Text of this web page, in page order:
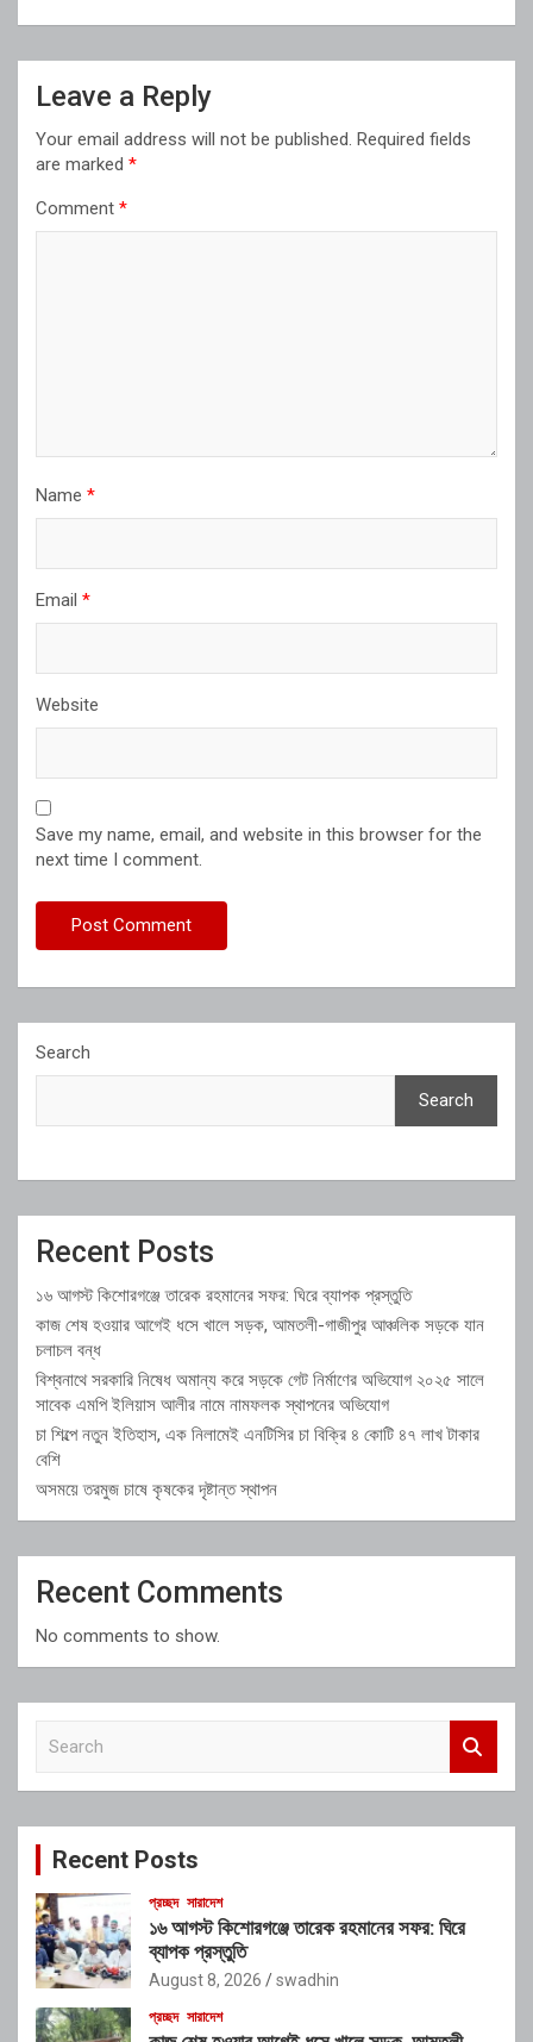
Leave a Reply
Your email address will not be published. Required fields
are marked *
Comment *
Name *
Email *
Website
Save my name, email, and website in this browser for the
next time I comment.
Search
Search
Recent Posts
১৬ আগস্ট কিশোরগঞ্জে তারেক রহমানের সফর: ঘিরে ব্যাপক প্রস্তুতি
কাজ শেষ হওয়ার আগেই ধসে খালে সড়ক, আমতলী-গাজীপুর আঞ্চলিক সড়কে যান
চলাচল বন্ধ
বিশ্বনাথে সরকারি নিষেধ অমান্য করে সড়কে গেট নির্মাণের অভিযোগ ২০২৫ সালে
সাবেক এমপি ইলিয়াস আলীর নামে নামফলক স্থাপনের অভিযোগ
চা শিল্পে নতুন ইতিহাস, এক নিলামেই এনটিসির চা বিক্রি ৪ কোটি ৪৭ লাখ টাকার
বেশি
অসময়ে তরমুজ চাষে কৃষকের দৃষ্টান্ত স্থাপন
Recent Comments
No comments to show.
c
Recent Posts
প্রচ্ছদ সারাদেশ
১৬ আগস্ট কিশোরগঞ্জে তারেক রহমানের সফর: ঘিরে
ব্যাপক প্রস্তুতি
August 8, 2026 swadhin
প্রচ্ছদ সারাদেশ